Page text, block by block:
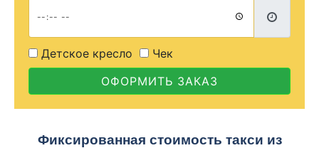
Детское кресло
Чек
ОФОРМИТЬ ЗАКАЗ
Фиксированная стоимость такси из